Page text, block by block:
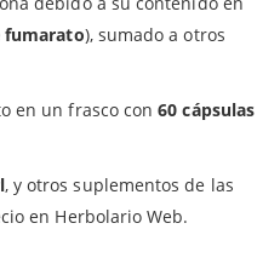
fumarato), sumado a otros
en un frasco con60 cápsulas
, y otros suplementos de las
en Herbolario Web.